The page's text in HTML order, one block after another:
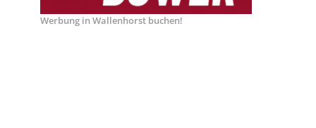
Werbung in Wallenhorst buchen!